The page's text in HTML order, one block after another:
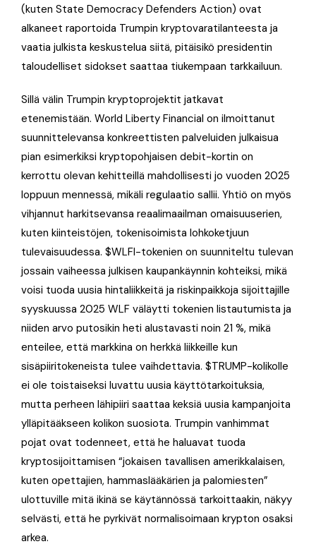
(kuten State Democracy Defenders Action) ovat
alkaneet raportoida Trumpin kryptovaratilanteesta ja
vaatia julkista keskustelua siitä, pitäisikö presidentin
taloudelliset sidokset saattaa tiukempaan tarkkailuun.
Sillä välin Trumpin kryptoprojektit jatkavat
etenemistään. World Liberty Financial on ilmoittanut
suunnittelevansa konkreettisten palveluiden julkaisua
pian esimerkiksi kryptopohjaisen debit-kortin on
kerrottu olevan kehitteillä mahdollisesti jo vuoden 2025
loppuun mennessä, mikäli regulaatio sallii. Yhtiö on myös
vihjannut harkitsevansa reaalimaailman omaisuuserien,
kuten kiinteistöjen, tokenisoimista lohkoketjuun
tulevaisuudessa. $WLFI-tokenien on suunniteltu tulevan
jossain vaiheessa julkisen kaupankäynnin kohteiksi, mikä
voisi tuoda uusia hintaliikkeitä ja riskinpaikkoja sijoittajille
syyskuussa 2025 WLF väläytti tokenien listautumista ja
niiden arvo putosikin heti alustavasti noin 21 %, mikä
enteilee, että markkina on herkkä liikkeille kun
sisäpiiritokeneista tulee vaihdettavia. $TRUMP-kolikolle
ei ole toistaiseksi luvattu uusia käyttötarkoituksia,
mutta perheen lähipiiri saattaa keksiä uusia kampanjoita
ylläpitääkseen kolikon suosiota. Trumpin vanhimmat
pojat ovat todenneet, että he haluavat tuoda
kryptosijoittamisen “jokaisen tavallisen amerikkalaisen,
kuten opettajien, hammaslääkärien ja palomiesten”
ulottuville mitä ikinä se käytännössä tarkoittaakin, näkyy
selvästi, että he pyrkivät normalisoimaan krypton osaksi
arkea.